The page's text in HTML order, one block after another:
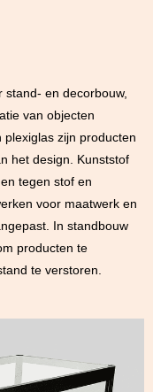
stand- en decorbouw,
van objecten
zijn producten
het design. Kunststof
tegen stof en
voor maatwerk en
In standbouw
producten te
te verstoren.